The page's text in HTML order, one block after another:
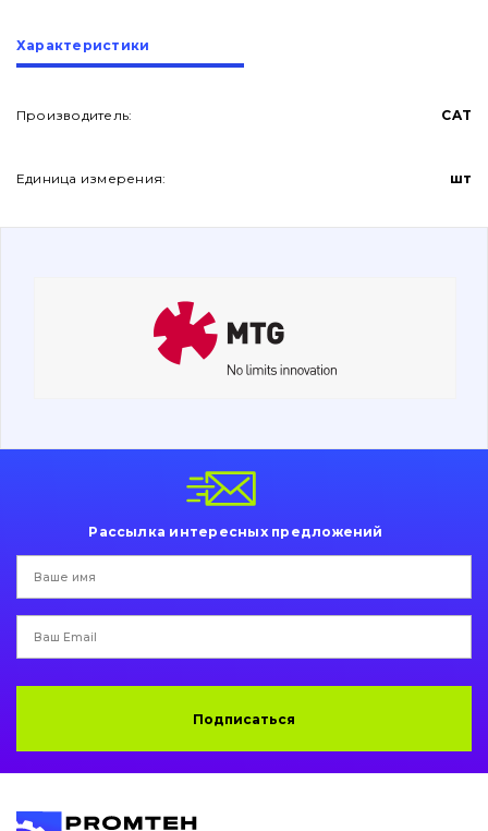
О нас
Контакты
Вакансии
Фильтры и смазочные материалы
Ножи, режущие кромки
Защита (ковша, адаптера)
Пальци и втулки
Гидравлика
написати
Характеристики
Производитель: CAT
Единица измерения: шт
Рассылка интересных предложений
Подписаться